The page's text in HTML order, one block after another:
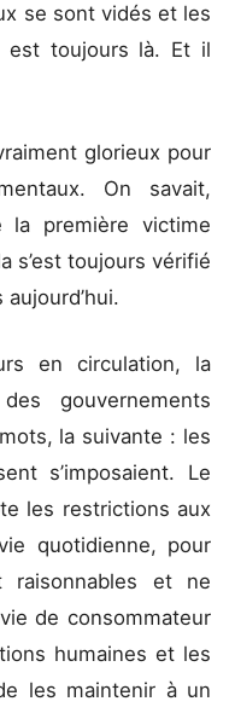
se sont vidés et les
est toujours là. Et il
glorieux pour
On savait,
la première victime
s’est toujours vérifié
en circulation, la
gouvernements
la suivante : les
s’imposaient. Le
les restrictions aux
quotidienne, pour
raisonnables et ne
de consommateur
humaines et les
les maintenir à un